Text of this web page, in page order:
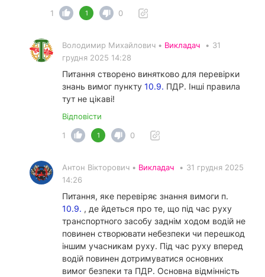
1
1 0
Володимир Михайлович • Викладач • 31
грудня 2025 14:28
Питання створено винятково для перевірки
знань вимог пункту 10.9. ПДР. Інші правила
тут не цікаві!
Відповісти
1
1 0
Антон Вікторович • Викладач • 31 грудня 2025
14:26
Питання, яке перевіряє знання вимоги п.
10.9. , де йдеться про те, що під час руху
транспортного засобу заднім ходом водій не
повинен створювати небезпеки чи перешкод
іншим учасникам руху. Під час руху вперед
водій повинен дотримуватися основних
вимог безпеки та ПДР. Основна відмінність